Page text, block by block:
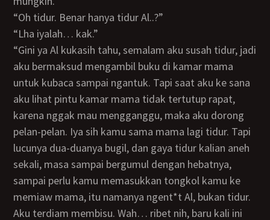
“Oh tidur. Benar hanya tidur Al..?”
“Lha iyalah… kak.”
“Gini ya Al kukasih tahu, semalam aku susah tidur, jadi
aku bermaksud mengambil buku di kamar mama
untuk kubaca sampai ngantuk. Tapi saat aku ke sana
aku lihat pintu kamar mama tidak tertutup rapat,
karena nggak mau mengganggu, maka aku dorong
pelan-pelan. Iya sih kamu sama mama lagi tidur. Tapi
lucunya dua-duanya bugil, dan gaya tidur kalian aneh
sekali, masa sampai bergumul dengan hebatnya,
sampai perlu kamu memasukkan tongkol kamu ke
memiaw mama, itu namanya ngent*t Al, bukan tidur.
Aku terdiam membisu. Wah… ribet nih, baru kali ini